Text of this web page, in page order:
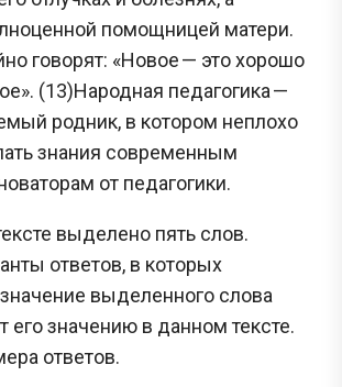
помощницей матери.
говорят: «Новое — это хорошо
(13)Народная педагогика —
родник, в котором неплохо
знания современным
от педагогики.
выделено пять слов.
ответов, в которых
выделенного слова
его значению в данном тексте.
ответов.